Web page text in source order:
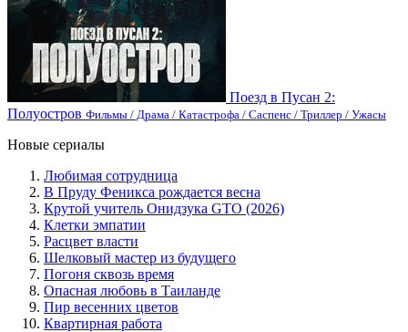
Поезд в Пусан 2:
Полуостров Фильмы / Драма / Катастрофа / Саспенс / Триллер / Ужасы
Новые сериалы
Любимая сотрудница
В Пруду Феникса рождается весна
Крутой учитель Онидзука GTO (2026)
Клетки эмпатии
Расцвет власти
Шелковый мастер из будущего
Погоня сквозь время
Опасная любовь в Таиланде
Пир весенних цветов
Квартирная работа